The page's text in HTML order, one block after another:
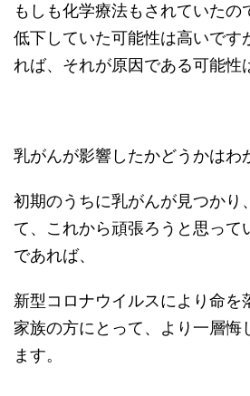
もしも化学療法もされていたの
低下していた可能性は高いです
れば、それが原因である可能性
乳がんが影響したかどうかはわ
初期のうちに乳がんが見つかり
て、これから頑張ろうと思って
であれば、
新型コロナウイルスにより命を
家族の方にとって、より一層悔
ます。